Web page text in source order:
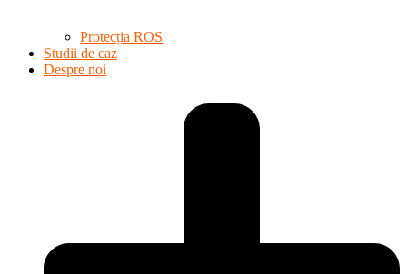
Protecția ROS
Studii de caz
Despre noi